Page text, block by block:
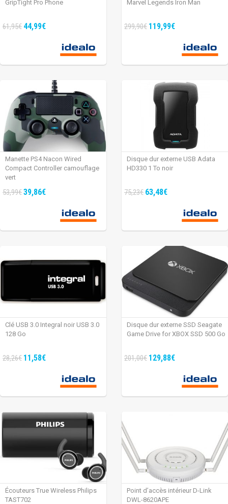
GripTight Pro Phone
61,95€ 44,99€
Marvel Legends Iron Man
299,90€ 119,99€
Manette PS4 Nacon Wired
Compact Controller camouflage
vert
53,99€39,86€
Disque dur externe USB Adata
HD330 1 To noir
75,23€ 63,48€
Clé USB 3.0 Integral noir USB 3.0
128 Go
28,26€ 11,58€
Disque dur externe SSD Seagate
Game Drive for XBOX SSD 500 Go
201,00€ 129,88€
Écouteurs True Wireless Philips
TAST702
Point d’accès intérieur D-Link
DWL-8620APE